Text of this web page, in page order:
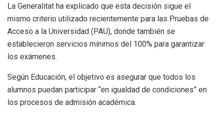
La Generalitat ha explicado que esta decisión sigue el
mismo criterio utilizado recientemente para las Pruebas de
Acceso a la Universidad (PAU), donde también se
establecieron servicios mínimos del 100% para garantizar
los exámenes.
Según Educación, el objetivo es asegurar que todos los
alumnos puedan participar “en igualdad de condiciones” en
los procesos de admisión académica.